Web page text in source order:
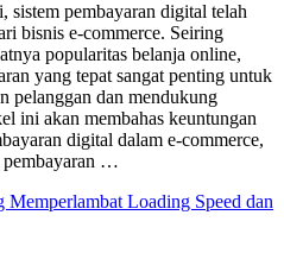
sistem pembayaran digital telah
bisnis e-commerce. Seiring
popularitas belanja online,
yang tepat sangat penting untuk
pelanggan dan mendukung
ini akan membahas keuntungan
digital dalam e-commerce,
pembayaran …